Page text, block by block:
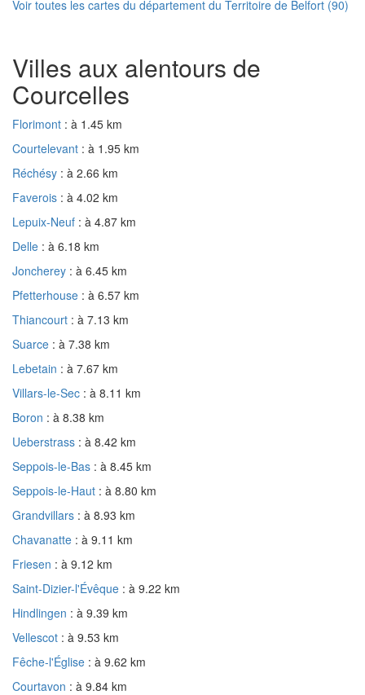
Voir toutes les cartes du département du Territoire de Belfort (90)
Villes aux alentours de
Courcelles
Florimont : à 1.45 km
Courtelevant : à 1.95 km
Réchésy : à 2.66 km
Faverois : à 4.02 km
Lepuix-Neuf : à 4.87 km
Delle : à 6.18 km
Joncherey : à 6.45 km
Pfetterhouse : à 6.57 km
Thiancourt : à 7.13 km
Suarce : à 7.38 km
Lebetain : à 7.67 km
Villars-le-Sec : à 8.11 km
Boron : à 8.38 km
Ueberstrass : à 8.42 km
Seppois-le-Bas : à 8.45 km
Seppois-le-Haut : à 8.80 km
Grandvillars : à 8.93 km
Chavanatte : à 9.11 km
Friesen : à 9.12 km
Saint-Dizier-l'Évêque : à 9.22 km
Hindlingen : à 9.39 km
Vellescot : à 9.53 km
Fêche-l'Église : à 9.62 km
Courtavon : à 9.84 km